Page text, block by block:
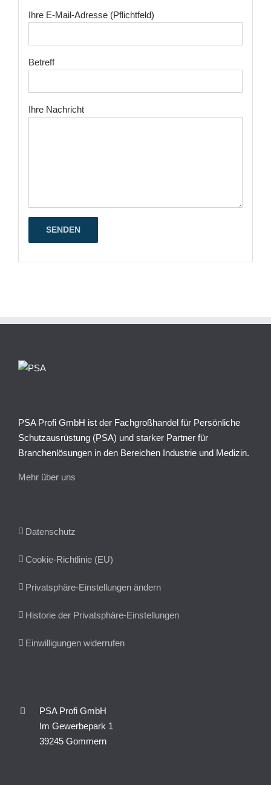
Ihre E-Mail-Adresse (Pflichtfeld)
Betreff
Ihre Nachricht
PSA Profi GmbH ist der Fachgroßhandel für Persönliche
Schutzausrüstung (PSA) und starker Partner für
Branchenlösungen in den Bereichen Industrie und Medizin.
Mehr über uns
Datenschutz
Cookie-Richtlinie (EU)
Privatsphäre-Einstellungen ändern
Historie der Privatsphäre-Einstellungen
Einwilligungen widerrufen
PSA Profi GmbH
Im Gewerbepark 1
39245 Gommern